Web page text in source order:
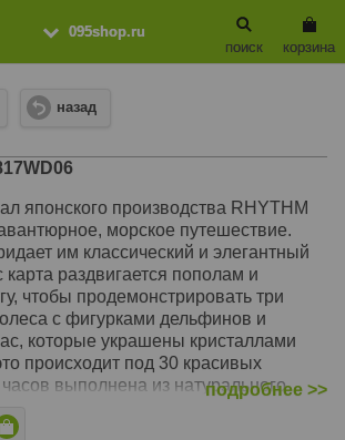
095shop.ru
корзина
поиск
назад
японского производства RHYTHM
морское путешествие.
им классический и элегантный
раздвигается пополам и
чтобы продемонстрировать три
с фигурками дельфинов и
которые украшены кристаллами
происходит под 30 красивых
выполнена из натурального
и делает её оригинальным
подробнее >>